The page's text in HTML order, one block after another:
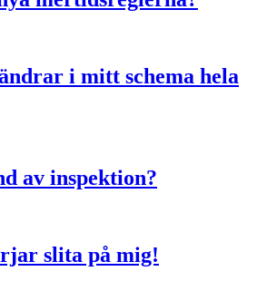
i mitt schema hela
av inspektion?
slita på mig!